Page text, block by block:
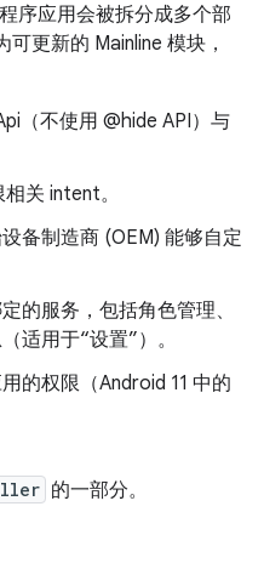
序应用会被拆分成多个部
更新的 Mainline 模块，
（不使用 @hide API）与
关 intent。
备制造商 (OEM) 能够自定
的服务，包括角色管理、
适用于“设置”）。
的权限（Android 11 中的
的一部分。